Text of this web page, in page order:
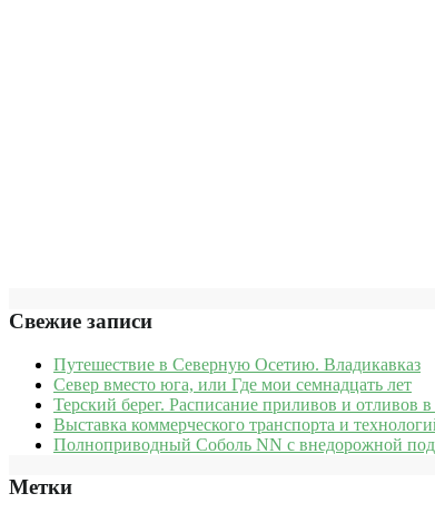
Свежие записи
Путешествие в Северную Осетию. Владикавказ
Север вместо юга, или Где мои семнадцать лет
Терский берег. Расписание приливов и отливов
Выставка коммерческого транспорта и
Полноприводный Соболь NN с внедорожной
Метки